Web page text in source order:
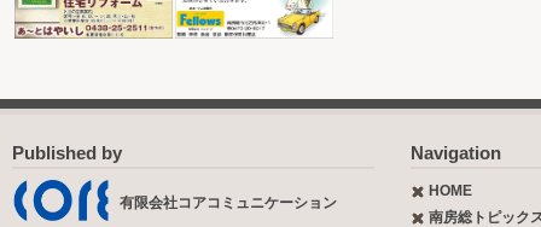
Published by
有限会社コアコミュニケーション
Navigation
HOME
南房総トピック